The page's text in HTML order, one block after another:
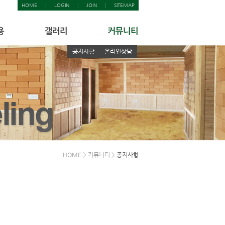
HOME LOGIN JOIN SITEMAP
공지사항 온라인상담
HOME > 커뮤니티 > 공지사항